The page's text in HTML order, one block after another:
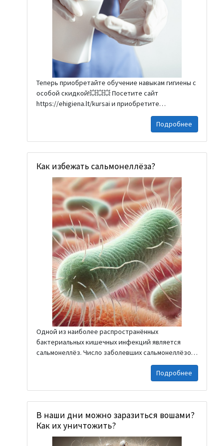
Теперь приобретайте обучение навыкам гигиены с
особой скидкой!💥💥💥 Посетите сайт
https://ehigiena.lt/kursai и приобретите
необходимые вам курсы по навыкам гигиены. 👉
Поторопитесь воспользоваться этой акцией, а при
возникновении вопросов свяжитесь с нами:
📞 Моб. тел.: +37061412278...
Подробнее
Как избежать сальмонеллёза?
Одной из наиболее распространённых
бактериальных кишечных инфекций является
сальмонеллёз. Число заболевших сальмонеллёзом
особенно увеличивается в тёплое время года,
поскольку это особенно благоприятное время для
размножения бактерий. Вспышки сальмонеллёза
питательных заведениях и детских
образовательных учреждениях. Сальмонеллёз —
это инфекционное заболевание, вызываемое
бактериями Salmonella. Это одна из наиболее
Подробнее
В наши дни можно заразиться вошами?
Как их уничтожить?